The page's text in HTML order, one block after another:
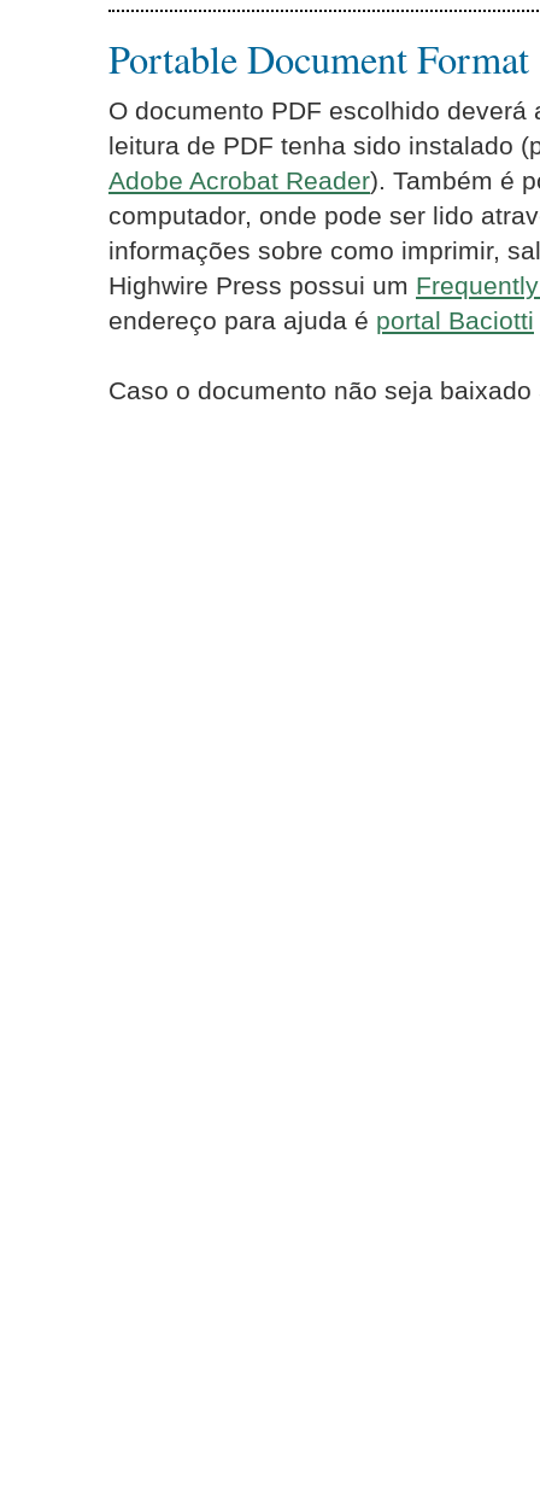
Portable Document
O documento PDF escolhido
leitura de PDF tenha sido instalado
Adobe Acrobat Reader). Também é
computador, onde pode ser lido
informações sobre como imprimir,
Highwire Press possui um
endereço para ajuda é portal Baciotti
Caso o documento não seja